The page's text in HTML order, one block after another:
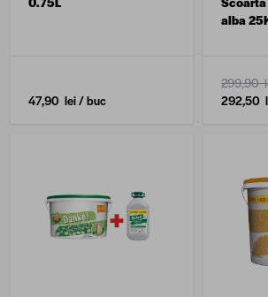
47,90 lei/ buc
alba
299,90
292,50